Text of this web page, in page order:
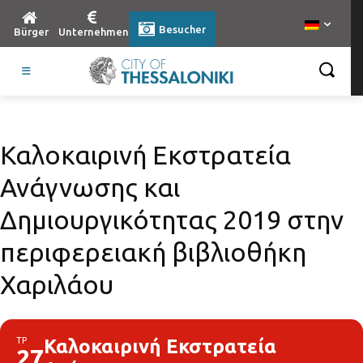
Bürger Unternehmen Besucher
Καλοκαιρινή Εκστρατεία
Ανάγνωσης και
Δημιουργικότητας 2019 στην
περιφερειακή βιβλιοθήκη
Χαριλάου
ΤΡ
Καλοκαιρινή Εκστρατεία